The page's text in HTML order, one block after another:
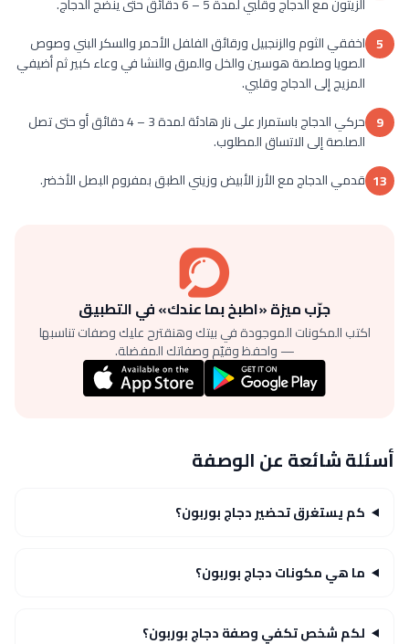
5 اخفقي الثوم والزنجبيل ورقائق الفلفل الأحمر والسكر البني وصوص
الصويا وصلصة هوسين والخل والمرق والنشا في وعاء كبير ثم أضيفي
المزيج إلى الدجاج وقلبي.
9
حركي الدجاج باستمرار على نار هادئة لمدة 3 – 4 دقائق أو حتى تصل
الصلصة إلى الاتساق المطلوب.
13 قدمي الدجاج مع الأرز الأبيض وزيني الطبق بمفروم البصل الأخضر.
جرّب ميزة «اطبخ بما عندك» في التطبيق
اكتب المكونات الموجودة في بيتك وهنقترح عليك وصفات تناسبها
— واحفظ وقيّم وصفاتك المفضلة.
أسئلة شائعة عن الوصفة
كم يستغرق تحضير دجاج بوربون؟
ما هي مكونات دجاج بوربون؟
لكم شخص تكفي وصفة دجاج بوربون؟